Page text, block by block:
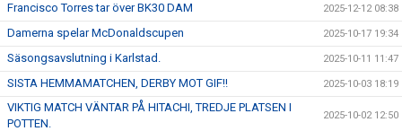
Francisco Torres tar över BK30 DAM 2025-12-12 08:38
Damerna spelar McDonaldscupen 2025-10-17 19:34
Säsongsavslutning i Karlstad. 2025-10-11 11:47
SISTA HEMMAMATCHEN, DERBY MOT GIF!! 2025-10-03 18:19
VIKTIG MATCH VÄNTAR PÅ HITACHI, TREDJE PLATSEN I
POTTEN.
2025-10-02 12:50